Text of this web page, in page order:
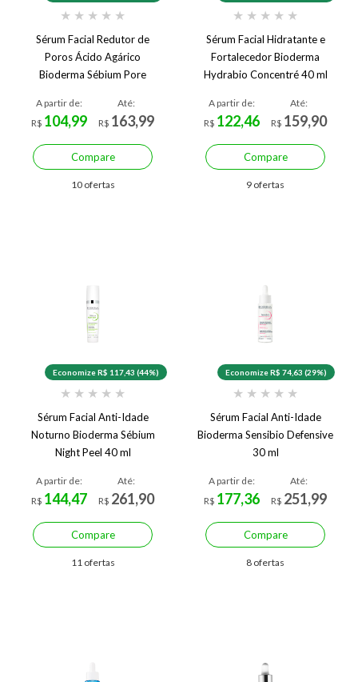
★ ★ ★ ★ ★
Sérum Facial Redutor de
Poros Ácido Agárico
Bioderma Sébium Pore
A partir de:
R$ 104,99
Até:
R$ 163,99
Compare
10 ofertas
★ ★ ★ ★ ★
Sérum Facial Hidratante e
Fortalecedor Bioderma
Hydrabio Concentré 40 ml
A partir de:
R$ 122,46
Até:
R$ 159,90
Compare
9 ofertas
Economize R$ 117,43 (44%)
★ ★ ★ ★ ★
Sérum Facial Anti-Idade
Noturno Bioderma Sébium
Night Peel 40 ml
A partir de:
R$ 144,47
Até:
R$ 261,90
Compare
11 ofertas
Economize R$ 74,63 (29%)
★ ★ ★ ★ ★
Sérum Facial Anti-Idade
Bioderma Sensibio Defensive
30 ml
A partir de:
R$ 177,36
Até:
R$ 251,99
Compare
8 ofertas